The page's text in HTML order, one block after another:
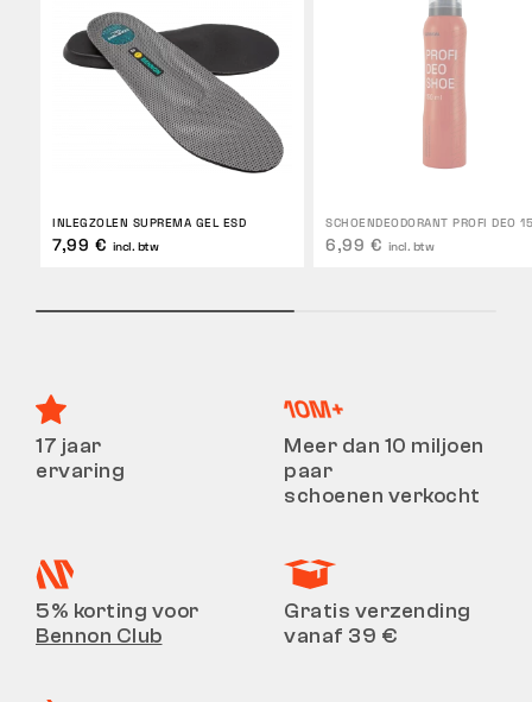
INLEGZOLEN SUPREMA GEL ESD
7,99 € incl. btw
SCHOENDEODORANT PROFI DEO
6,99 € incl. btw
17 jaar
ervaring
Meer dan 10 miljoen
paar
schoenen verkocht
5% korting voor
Bennon Club
Gratis verzending
vanaf 39 €